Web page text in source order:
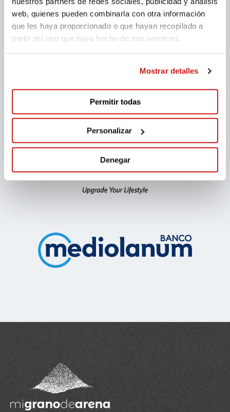
web, quienes pueden combinarla con otra información
que les haya proporcionado o que hayan recopilado a
partir del uso que haya hecho de sus servicios.
Mostrar detalles
Permitir todas
Personalizar
Denegar